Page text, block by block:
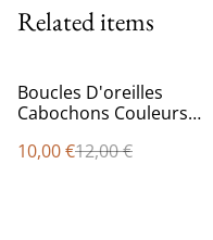
Related items
%
Boucles D'oreilles
Cabochons Couleurs
10,00 €12,00 €